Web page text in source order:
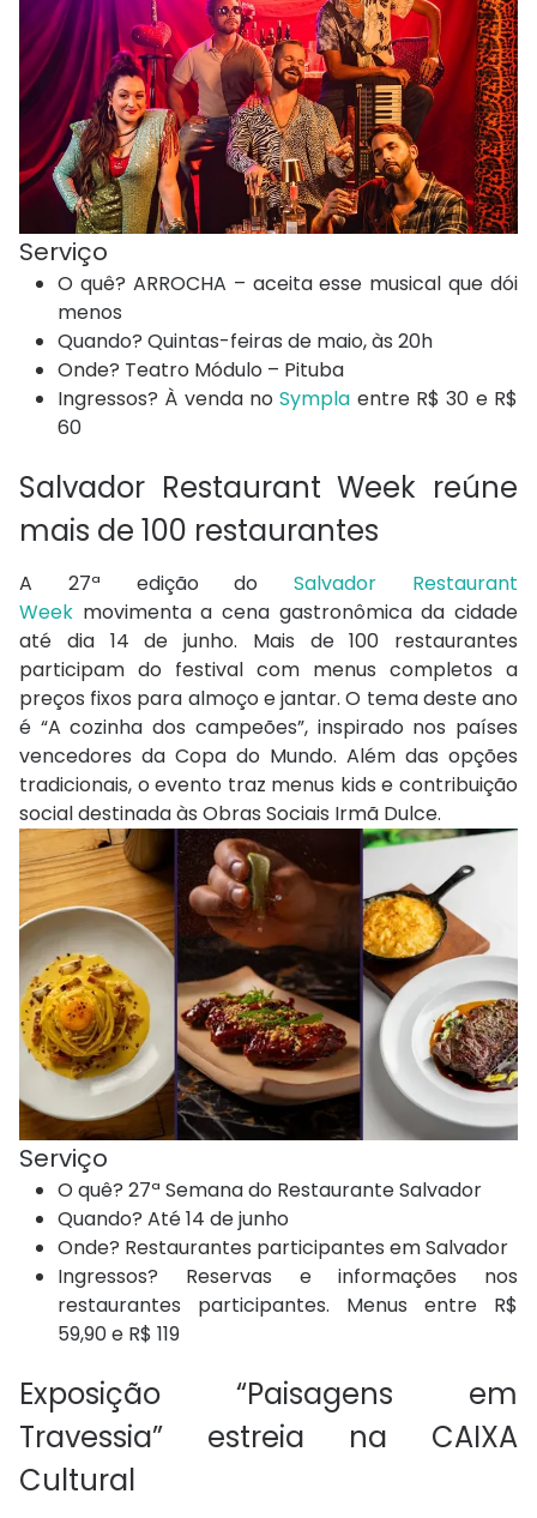
Serviço
O quê? ARROCHA – aceita esse musical que dói
menos
Quando? Quintas-feiras de maio, às 20h
Onde? Teatro Módulo – Pituba
Ingressos? À venda noSympla entre R$ 30 e R$
60
Salvador Restaurant Week reúne
mais de 100 restaurantes
A 27ª edição doSalvador Restaurant
Week movimenta a cena gastronômica da cidade
até dia 14 de junho. Mais de 100 restaurantes
participam do festival com menus completos a
preços fixos para almoço e jantar. O tema deste ano
é “A cozinha dos campeões”, inspirado nos países
vencedores da Copa do Mundo. Além das opções
tradicionais, o evento traz menus kids e contribuição
social destinada às Obras Sociais Irmã Dulce.
Serviço
O quê? 27ª Semana do Restaurante Salvador
Quando? Até 14 de junho
Onde? Restaurantes participantes em Salvador
Ingressos? Reservas e informações nos
restaurantes participantes. Menus entre R$
59,90 e R$ 119
Exposição “Paisagens em
Travessia” estreia na CAIXA
Cultural